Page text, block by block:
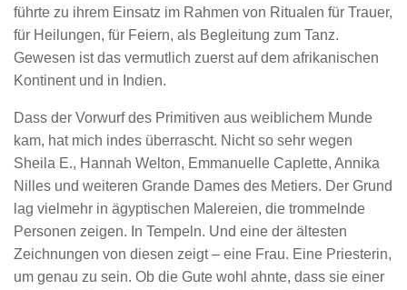
führte zu ihrem Einsatz im Rahmen von Ritualen für Trauer,
für Heilungen, für Feiern, als Begleitung zum Tanz.
Gewesen ist das vermutlich zuerst auf dem afrikanischen
Kontinent und in Indien.
Dass der Vorwurf des Primitiven aus weiblichem Munde
kam, hat mich indes überrascht. Nicht so sehr wegen
Sheila E., Hannah Welton, Emmanuelle Caplette, Annika
Nilles und weiteren Grande Dames des Metiers. Der Grund
lag vielmehr in ägyptischen Malereien, die trommelnde
Personen zeigen. In Tempeln. Und eine der ältesten
Zeichnungen von diesen zeigt – eine Frau. Eine Priesterin,
um genau zu sein. Ob die Gute wohl ahnte, dass sie einer